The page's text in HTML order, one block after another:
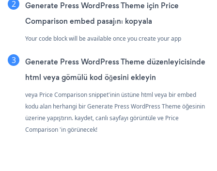
Generate Press WordPress Theme için Price
Comparison embed pasajını kopyala
Your code block will be available once you create your app
Generate Press WordPress Theme düzenleyicisinde
html veya gömülü kod öğesini ekleyin
veya Price Comparison snippet'inin üstüne html veya bir embed
kodu alan herhangi bir Generate Press WordPress Theme öğesinin
üzerine yapıştırın. kaydet, canlı sayfayı görüntüle ve Price
Comparison 'in görünecek!